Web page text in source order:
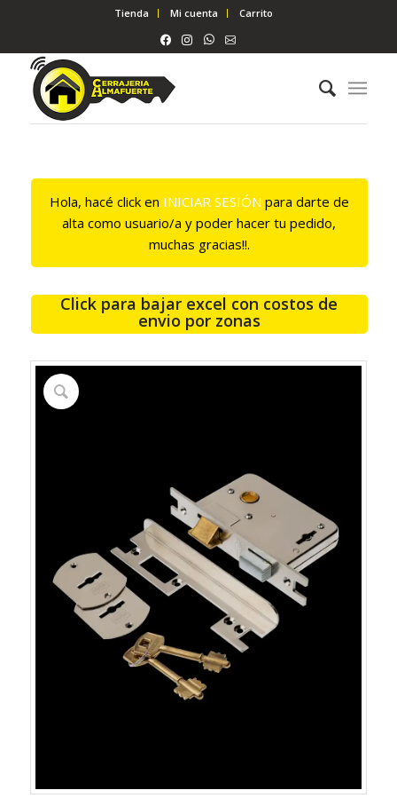
Tienda Mi cuenta Carrito
Hola, hacé click en INICIAR SESIÓN para darte de
alta como usuario/a y poder hacer tu pedido,
muchas gracias!!.
Click para bajar excel con costos de
envio por zonas